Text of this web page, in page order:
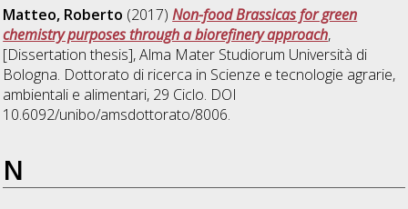
Matteo, Roberto (2017)Non-food Brassicas for green
chemistry purposes through a biorefinery approach,
[Dissertation thesis], Alma Mater Studiorum Università di
Bologna. Dottorato di ricerca in Scienze e tecnologie agrarie,
ambientali e alimentari, 29 Ciclo. DOI
10.6092/unibo/amsdottorato/8006.
N